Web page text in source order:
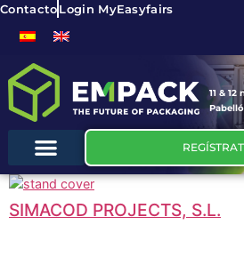
ContactoLogin MyEasyfairs
11 &
SIMACOD PROJECTS, S.L.